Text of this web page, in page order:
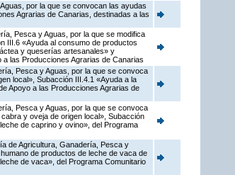
por la que se convocan las ayudas
Agrarias de Canarias, destinadas a las
Pesca y Aguas, por la que se modifica
III.6 «Ayuda al consumo de productos
y queserías artesanales» y
las Producciones Agrarias de Canarias
Pesca y Aguas, por la que se convoca
local», Subacción III.4.1 «Ayuda a la
Apoyo a las Producciones Agrarias de
Pesca y Aguas, por la que se convoca
y oveja de origen local», Subacción
de caprino y ovino», del Programa
de Agricultura, Ganadería, Pesca y
de productos de leche de vaca de
de vaca», del Programa Comunitario